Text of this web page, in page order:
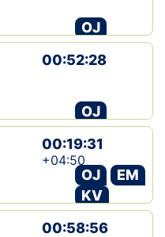
OJ
00:52:28
OJ
00:19:31
+04:50
OJ
EM
KV
00:58:56